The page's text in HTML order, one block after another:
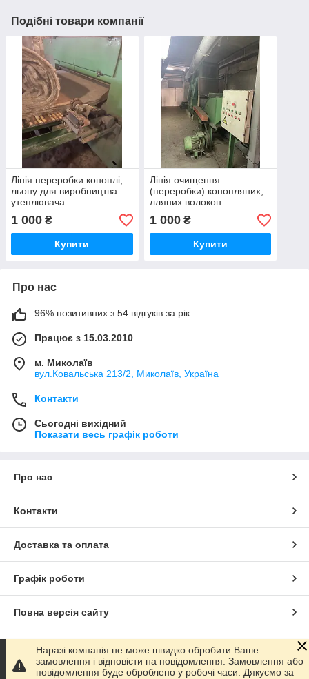
Подібні товари компанії
Лінія переробки коноплі,
льону для виробництва
утеплювача.
1 000 ₴
Купити
Лінія очищення
(переробки) конопляних,
лляних волокон.
(котонізація)
1 000₴
Купити
Про нас
96% позитивних з 54 відгуків за рік
Працює з 15.03.2010
м. Миколаїв
вул.Ковальська 213/2, Миколаїв, Україна
Контакти
Сьогодні вихідний
Показати весь графік роботи
Про нас
Контакти
Доставка та оплата
Графік роботи
Повна версія сайту
Сайт створено на маркетплейсіProm.ua
Наразі компанія не може швидко обробити Ваше
замовлення і відповісти на повідомлення. Замовлення або
повідомлення буде оброблено у робочі часи. Дякуємо за